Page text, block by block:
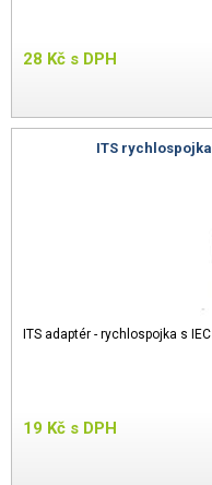
28 Kč s DPH
ITS
ITS adaptér - rychlospojka s
19 Kč s DPH